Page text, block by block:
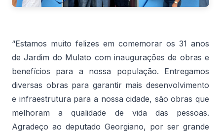
“Estamos muito felizes em comemorar os 31 anos
de Jardim do Mulato com inaugurações de obras e
benefícios para a nossa população. Entregamos
diversas obras para garantir mais desenvolvimento
e infraestrutura para a nossa cidade, são obras que
melhoram a qualidade de vida das pessoas.
Agradeço ao deputado Georgiano, por ser grande